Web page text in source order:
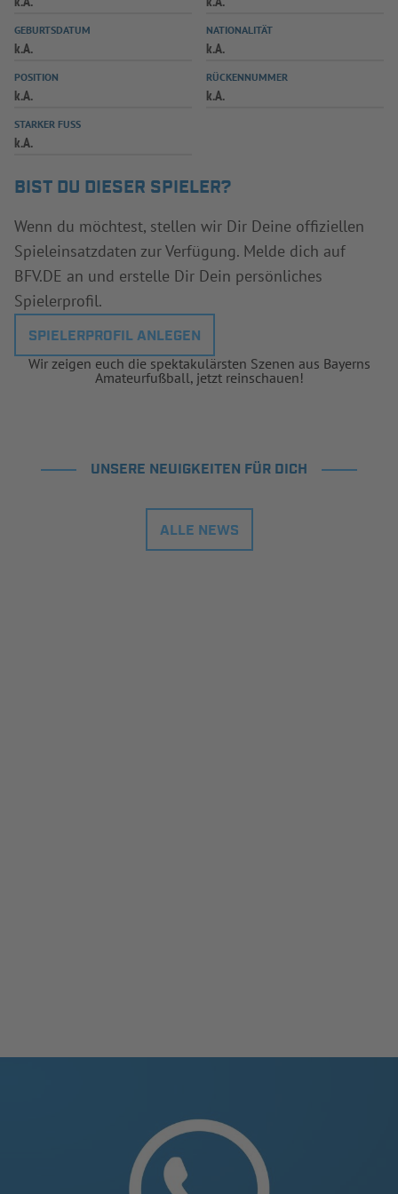
SPIELPLUS
GEBURTSDATUM
k.A.
NATIONALITÄT
k.A.
POSITION
k.A.
RÜCKENNUMMER
k.A.
STARKER FUSS
k.A.
BIST DU DIESER SPIELER?
Wenn du möchtest, stellen wir Dir Deine offiziellen
Spieleinsatzdaten zur Verfügung. Melde dich auf
BFV.DE an und erstelle Dir Dein persönliches
Spielerprofil.
SPIELERPROFIL ANLEGEN
Wir zeigen euch die spektakulärsten Szenen aus Bayerns
Amateurfußball, jetzt reinschauen!
UNSERE NEUIGKEITEN FÜR DICH
ALLE NEWS